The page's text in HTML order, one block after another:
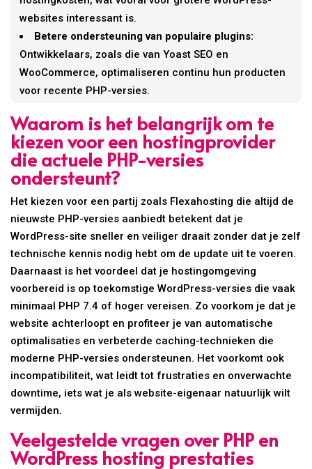
websites interessant is.
Betere ondersteuning van populaire plugins:
Ontwikkelaars, zoals die van Yoast SEO en
WooCommerce, optimaliseren continu hun producten
voor recente PHP-versies.
Waarom is het belangrijk om te
kiezen voor een hostingprovider
die actuele PHP-versies
ondersteunt?
Het kiezen voor een partij zoals Flexahosting die altijd de
nieuwste PHP-versies aanbiedt betekent dat je
WordPress-site sneller en veiliger draait zonder dat je zelf
technische kennis nodig hebt om de update uit te voeren.
Daarnaast is het voordeel dat je hostingomgeving
voorbereid is op toekomstige WordPress-versies die vaak
minimaal PHP 7.4 of hoger vereisen. Zo voorkom je dat je
website achterloopt en profiteer je van automatische
optimalisaties en verbeterde caching-technieken die
moderne PHP-versies ondersteunen. Het voorkomt ook
incompatibiliteit, wat leidt tot frustraties en onverwachte
downtime, iets wat je als website-eigenaar natuurlijk wilt
vermijden.
Veelgestelde vragen over PHP en
WordPress hosting prestaties